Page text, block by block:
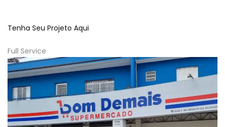
Tenha Seu Projeto Aqui
Full Service